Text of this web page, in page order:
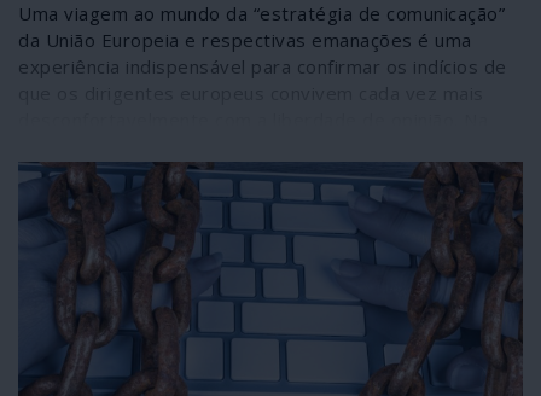
Uma viagem ao mundo da “estratégia de comunicação”
da União Europeia e respectivas emanações é uma
experiência indispensável para confirmar os indícios de
informação como propaganda, o contraditório como um
abuso e a liberdade como um delito. Está aberto o
caminho para a imposição da opinião única, em que se
baseiam todas as formas de censura, desde a dos
coronéis à dos “fact-checkers” contratados a peso de
ouro por Bruxelas.